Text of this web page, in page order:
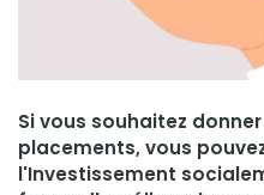
Si vous souhaitez
placements, vous
l'Investissement